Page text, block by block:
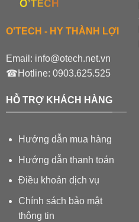
O'TECH - HY THÀNH LỢI
Email: info@otech.net.vn
☎Hotline: 0903.625.525
HỖ TRỢ KHÁCH HÀNG
Hướng dẫn mua hàng
Hướng dẫn thanh toán
Điều khoản dịch vụ
Chính sách bảo mật
thông tin